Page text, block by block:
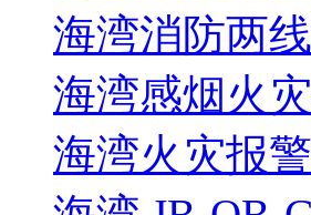
海湾消防两
海湾感烟火
海湾火灾报